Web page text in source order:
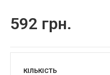
592 грн.
КІЛЬКІСТЬ